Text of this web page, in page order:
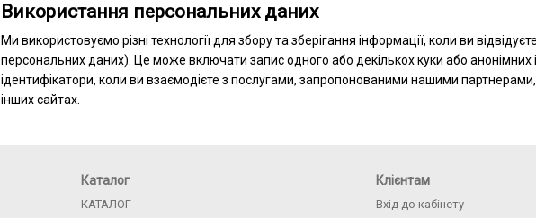
Використання персональних даних
Ми використовуємо різні технології для збору та зберігання інформації, коли ви
персональних даних). Це може включати запис одного або декількох куки або анонімних
ідентифікатори, коли ви взаємодієте з послугами, запропонованими нашими
інших сайтах.
Каталог
КАТАЛОГ
Клієнтам
Вхід до кабінету